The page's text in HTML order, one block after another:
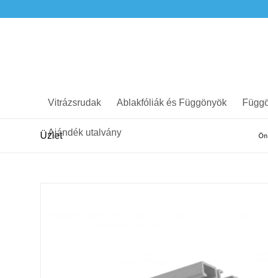
Vitrázsrudak Ablakfóliák és Függönyök
Ajándék utalvány
Üzlet Ön